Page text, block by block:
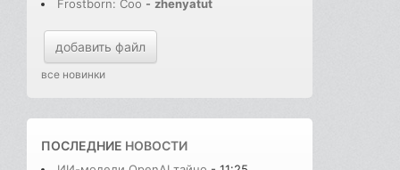
Frostborn: Coo - zhenyatut
добавить файл
все новинки
ПОСЛЕДНИЕ НОВОСТИ